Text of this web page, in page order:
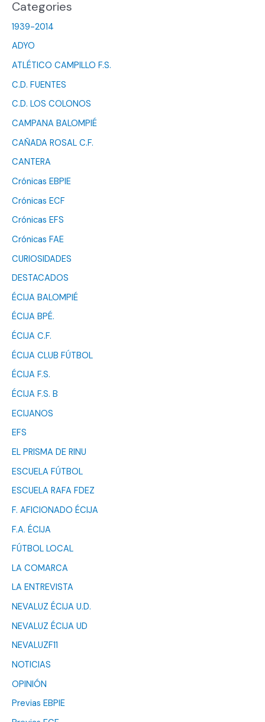
Categories
1939-2014
ADYO
ATLÉTICO CAMPILLO F.S.
C.D. FUENTES
C.D. LOS COLONOS
CAMPANA BALOMPIÉ
CAÑADA ROSAL C.F.
CANTERA
Crónicas EBPIE
Crónicas ECF
Crónicas EFS
Crónicas FAE
CURIOSIDADES
DESTACADOS
ÉCIJA BALOMPIÉ
ÉCIJA BPÉ.
ÉCIJA C.F.
ÉCIJA CLUB FÚTBOL
ÉCIJA F.S.
ÉCIJA F.S. B
ECIJANOS
EFS
EL PRISMA DE RINU
ESCUELA FÚTBOL
ESCUELA RAFA FDEZ
F. AFICIONADO ÉCIJA
F.A. ÉCIJA
FÚTBOL LOCAL
LA COMARCA
LA ENTREVISTA
NEVALUZ ÉCIJA U.D.
NEVALUZ ÉCIJA UD
NEVALUZF11
NOTICIAS
OPINIÓN
Previas EBPIE